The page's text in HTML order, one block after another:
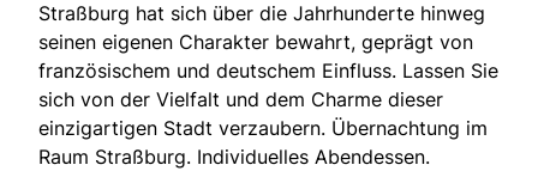
Straßburg hat sich über die Jahrhunderte hinweg
seinen eigenen Charakter bewahrt, geprägt von
französischem und deutschem Einfluss. Lassen Sie
sich von der Vielfalt und dem Charme dieser
einzigartigen Stadt verzaubern. Übernachtung im
Raum Straßburg. Individuelles Abendessen.